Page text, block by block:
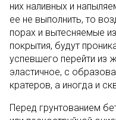
них наливных и
ее не выполнить, то
порах и вытесняемые
покрытия, будут
успевшего перейти из
эластичное, с
кратеров, а иногда и
Перед грунтованием